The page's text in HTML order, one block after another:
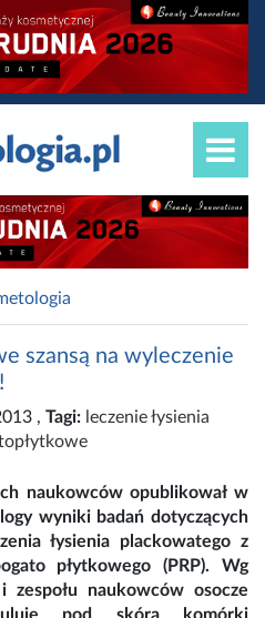
szansą na wyleczenie
, Tagi: leczenie łysienia
naukowców opublikował w
wyniki badań dotyczących
łysienia plackowatego z
płytkowego (PRP). Wg
zespołu naukowców osocze